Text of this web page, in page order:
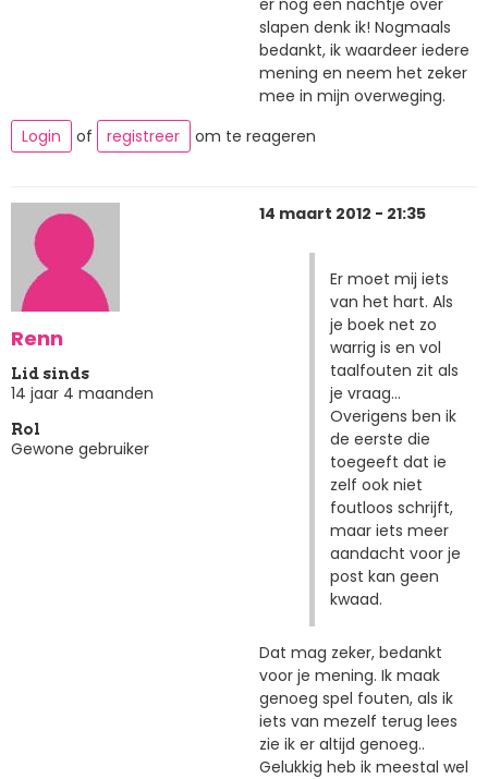
er nog een nachtje over
slapen denk ik! Nogmaals
bedankt, ik waardeer iedere
mening en neem het zeker
mee in mijn overweging.
Login
of registreer om te reageren
Renn
Lid sinds
14 jaar 4 maanden
Rol
Gewone gebruiker
14 maart 2012 - 21:35
Er moet mij iets
van het hart. Als
je boek net zo
warrig is en vol
taalfouten zit als
je vraag...
Overigens ben ik
de eerste die
toegeeft dat ie
zelf ook niet
foutloos schrijft,
maar iets meer
aandacht voor je
post kan geen
kwaad.
Dat mag zeker, bedankt
voor je mening. Ik maak
genoeg spel fouten, als ik
iets van mezelf terug lees
zie ik er altijd genoeg..
Gelukkig heb ik meestal wel